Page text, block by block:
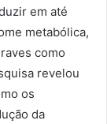
em até
metabólica,
como
revelou
os
da